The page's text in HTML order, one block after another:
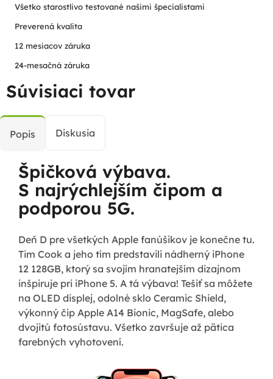
Všetko starostlivo testované našimi špecialistami
Preverená kvalita
12 mesiacov záruka
24-mesačná záruka
Súvisiaci tovar
Popis Diskusia
Špičková výbava.
S najrýchlejším čipom a
podporou 5G.
Deň D pre všetkých Apple fanúšikov je konečne tu.
Tim Cook a jeho tím predstavili nádherný iPhone
12 128GB, ktorý sa svojím hranatejším dizajnom
inšpiruje pri iPhone 5. A tá výbava! Tešiť sa môžete
na OLED displej, odolné sklo Ceramic Shield,
výkonný čip Apple A14 Bionic, MagSafe, alebo
dvojitú fotosústavu. Všetko završuje až pätica
farebných vyhotovení.